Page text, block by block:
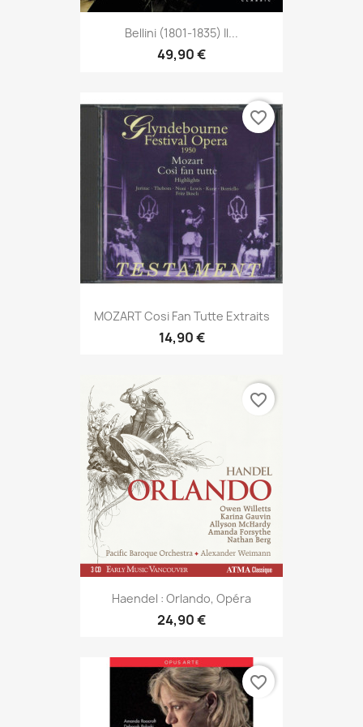
Bellini (1801-1835) Il...
49,90 €
MOZART Cosi Fan Tutte Extraits
14,90 €
favorite_border
Haendel : Orlando, Opéra
24,90 €
favorite_border
favorite_border